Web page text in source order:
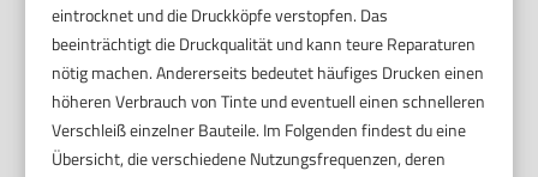
eintrocknet und die Druckköpfe verstopfen. Das
beeinträchtigt die Druckqualität und kann teure Reparaturen
nötig machen. Andererseits bedeutet häufiges Drucken einen
höheren Verbrauch von Tinte und eventuell einen schnelleren
Verschleiß einzelner Bauteile. Im Folgenden findest du eine
Übersicht, die verschiedene Nutzungsfrequenzen, deren